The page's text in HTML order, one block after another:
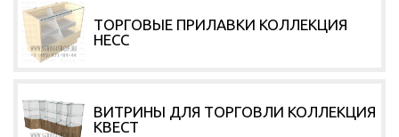
ТОРГОВЫЕ ПРИЛАВКИ КОЛЛЕКЦИЯ
НЕСС
ВИТРИНЫ ДЛЯ ТОРГОВЛИ КОЛЛЕКЦИЯ
КВЕСТ